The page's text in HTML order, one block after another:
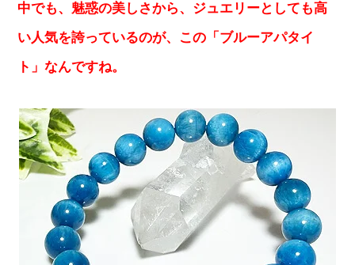
中でも、魅惑の美しさから、ジュエリーとしても高
い人気を誇っているのが、この「ブルーアパタイ
ト」なんですね。